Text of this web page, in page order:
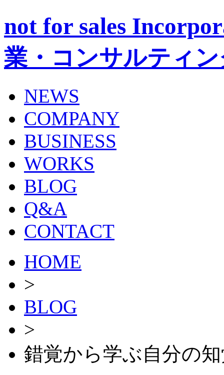
not for sales
業・コンサルティ
NEWS
COMPANY
BUSINESS
WORKS
BLOG
Q&A
CONTACT
HOME
>
BLOG
>
錯覚から学ぶ自分の